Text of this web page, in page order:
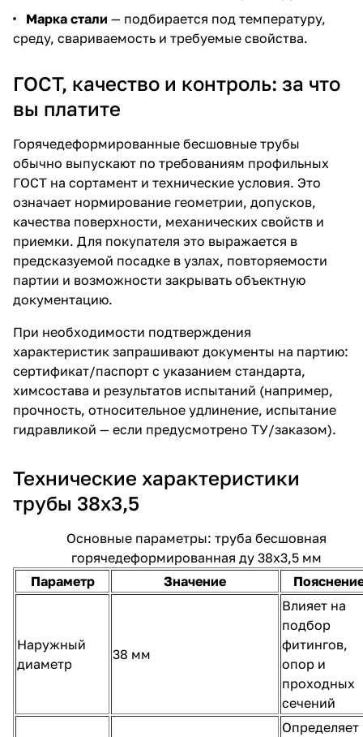
Марка стали — подбирается под температуру,
среду, свариваемость и требуемые свойства.
ГОСТ, качество и контроль: за что
вы платите
Горячедеформированные бесшовные трубы
обычно выпускают по требованиям профильных
ГОСТ на сортамент и технические условия. Это
означает нормирование геометрии, допусков,
качества поверхности, механических свойств и
приемки. Для покупателя это выражается в
предсказуемой посадке в узлах, повторяемости
партии и возможности закрывать объектную
документацию.
При необходимости подтверждения
характеристик запрашивают документы на партию:
сертификат/паспорт с указанием стандарта,
химсостава и результатов испытаний (например,
прочность, относительное удлинение, испытание
гидравликой — если предусмотрено ТУ/заказом).
Технические характеристики
трубы 38х3,5
Основные параметры: труба бесшовная
горячедеформированная ду 38х3,5 мм
Параметр
Значение
Наружный
диаметр
38 мм
Влияет на
подбор
фитингов,
опор и
проходных
сечений
Определяет